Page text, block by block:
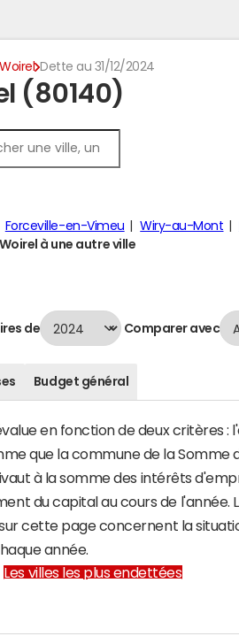
Dette au 31/12/2024
(80140)
Forceville-en-Vimeu Wiry-au-Mont
à une autre ville
de Comparer avec
Budget général
en fonction de deux critères :
que la commune de la Somme
à la somme des intérêts
du capital au cours de l'année.
cette page concernent la
année.
Les villes les plus endettées